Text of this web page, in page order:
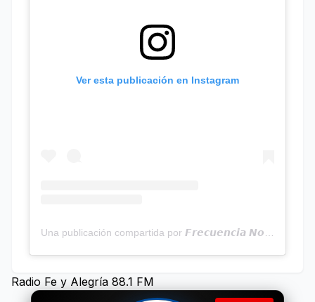
Ver esta publicación en Instagram
Una publicación compartida por 𝙁𝙧𝙚𝙘𝙪𝙚𝙣𝙘𝙞𝙖 𝙉𝙤𝙩𝙞𝙘𝙞𝙖𝙨 | Programa Radial (@frecuencianoticias)
Radio Fe y Alegría 88.1 FM